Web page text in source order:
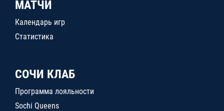
МАТЧИ
Календарь игр
Статистика
СОЧИ КЛАБ
Программа лояльности
Sochi Queens